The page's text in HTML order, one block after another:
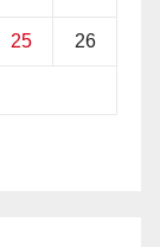
25 26